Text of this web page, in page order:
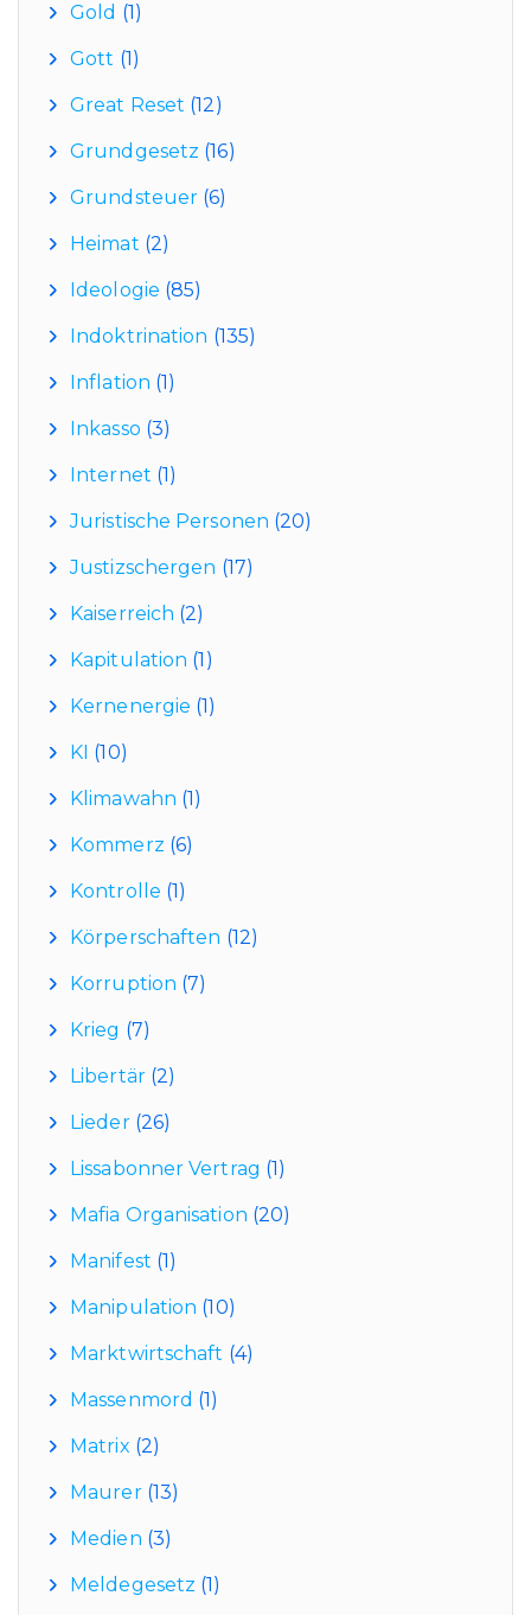
Gold (1)
Gott (1)
Great Reset (12)
Grundgesetz (16)
Grundsteuer (6)
Heimat (2)
Ideologie (85)
Indoktrination (135)
Inflation (1)
Inkasso (3)
Internet (1)
Juristische Personen (20)
Justizschergen (17)
Kaiserreich (2)
Kapitulation (1)
Kernenergie (1)
KI (10)
Klimawahn (1)
Kommerz (6)
Kontrolle (1)
Körperschaften (12)
Korruption (7)
Krieg (7)
Libertär(2)
Lieder(26)
Lissabonner Vertrag (1)
Mafia Organisation (20)
Manifest (1)
Manipulation (10)
Marktwirtschaft (4)
Massenmord (1)
Matrix (2)
Maurer(13)
Medien (3)
Meldegesetz (1)